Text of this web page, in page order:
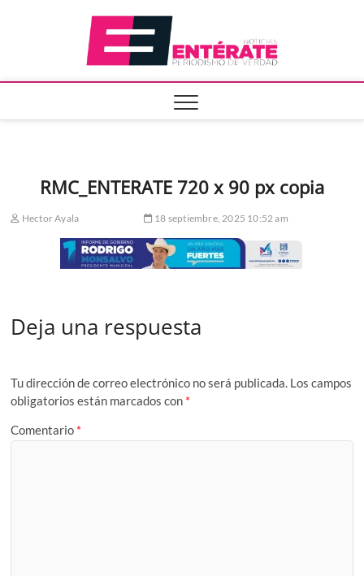
RMC_ENTERATE 720 x 90 px copia
Hector Ayala 18 septiembre, 2025 10:52 am
Deja una respuesta
Tu dirección de correo electrónico no será publicada. Los campos
obligatorios están marcados con *
Comentario *